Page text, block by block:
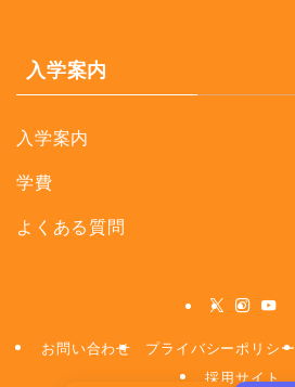
入学案内
入学案内
学費
よくある質問
お問い合わせ プライバシーポリシー
採用サイト